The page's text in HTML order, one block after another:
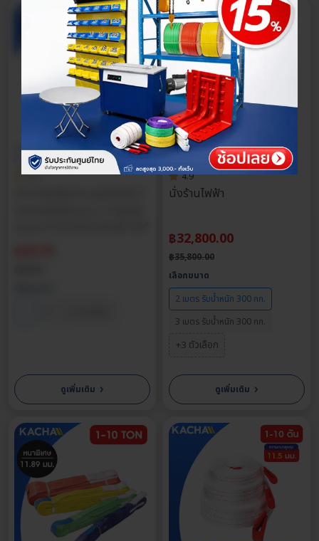
รองรับทั้งสินค้าขนาดใหญ่ สต็อกของแน่น ออกใบกำกับภาษีได้ตาม
กฎหมาย พร้อมรับประกันสินค้า 1 ปีเต็ม!
วิธีการเลือกซื้อ ชั้นวางพาเลท
ประกันศูนย์ไทย ส่วนลด
15%
4.9
ดูเพิ่มเติม ›
ประกันศูนย์ไทย ส่วนลด
8%
4.9
นั่งร้านไฟฟ้า
฿32,800.00
฿35,800.00
เลือกขนาด
2 เมตร รับน้ำหนัก 300 กก.
3 เมตร รับน้ำหนัก 300 กก.
+3 ตัวเลือก
ดูเพิ่มเติม ›